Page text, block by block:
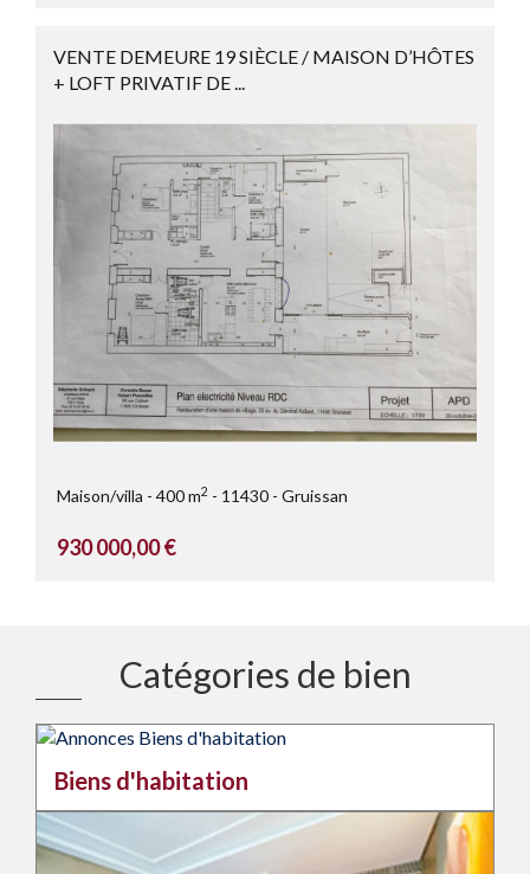
VENTE DEMEURE 19 SIÈCLE / MAISON D’HÔTES
+ LOFT PRIVATIF DE ...
Maison/villa 400 m2 11430 Gruissan
930 000,00 €
Catégories de bien
Biens d'habitation